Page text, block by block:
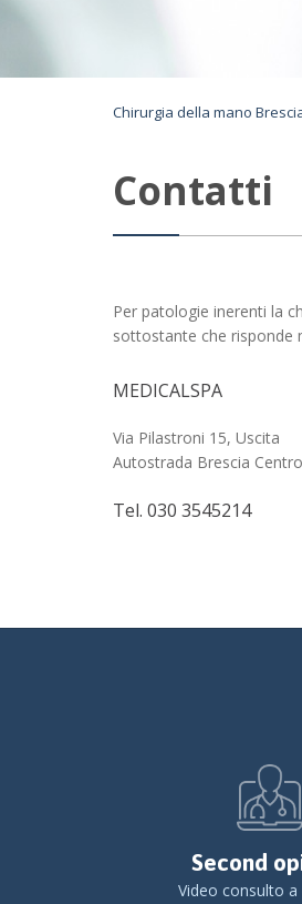
Chirurgia della mano
Contatti
Per patologie inerenti la
sottostante che risponde
MEDICALSPA
Via Pilastroni 15, Uscita
Autostrada Brescia
Tel. 030 3545214
Second
Video consulto a